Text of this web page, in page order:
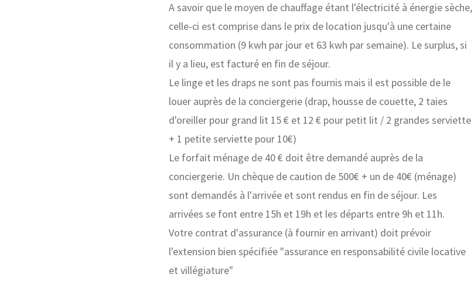
A savoir que le moyen de chauffage étant l'électricité à énergie sèche,
celle-ci est comprise dans le prix de location jusqu'à une certaine
consommation (9 kwh par jour et 63 kwh par semaine). Le surplus, si
il y a lieu, est facturé en fin de séjour.
Le linge et les draps ne sont pas fournis mais il est possible de le
louer auprès de la conciergerie (drap, housse de couette, 2 taies
d'oreiller pour grand lit 15 € et 12 € pour petit lit / 2 grandes serviette
+ 1 petite serviette pour 10€)
Le forfait ménage de 40 € doit être demandé auprès de la
conciergerie. Un chèque de caution de 500€ + un de 40€ (ménage)
sont demandés à l'arrivée et sont rendus en fin de séjour. Les
arrivées se font entre 15h et 19h et les départs entre 9h et 11h.
Votre contrat d'assurance (à fournir en arrivant) doit prévoir
l'extension bien spécifiée "assurance en responsabilité civile locative
et villégiature"